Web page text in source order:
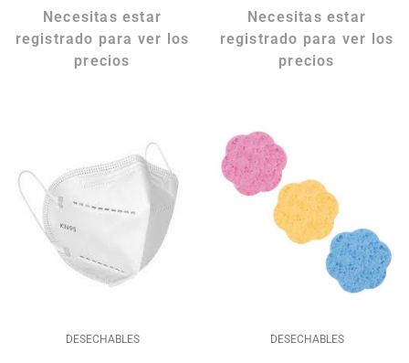
Necesitas estar
registrado para ver los
precios
Necesitas estar
registrado para ver los
precios
DESECHABLES DESECHABLES